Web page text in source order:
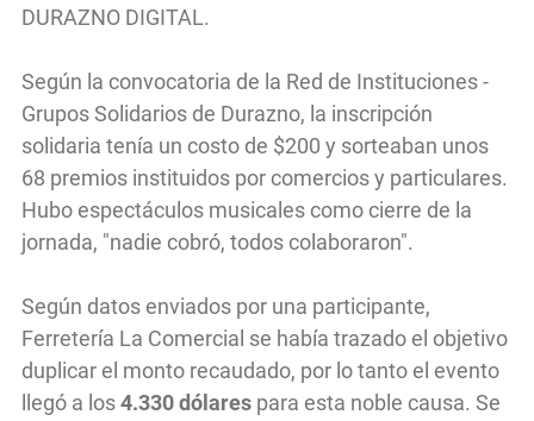
DURAZNO DIGITAL.
Según la convocatoria de la Red de Instituciones -
Grupos Solidarios de Durazno, la inscripción
solidaria tenía un costo de $200 y sorteaban unos
68 premios instituidos por comercios y particulares.
Hubo espectáculos musicales como cierre de la
jornada, "nadie cobró, todos colaboraron".
Según datos enviados por una participante,
Ferretería La Comercial se había trazado el objetivo
duplicar el monto recaudado, por lo tanto el evento
llegó a los4.330 dólares para esta noble causa. Se